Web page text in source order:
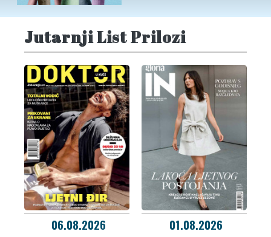
Jutarnji List Prilozi
06.08.2026 01.08.2026